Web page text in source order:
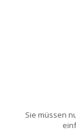
Sie müssen